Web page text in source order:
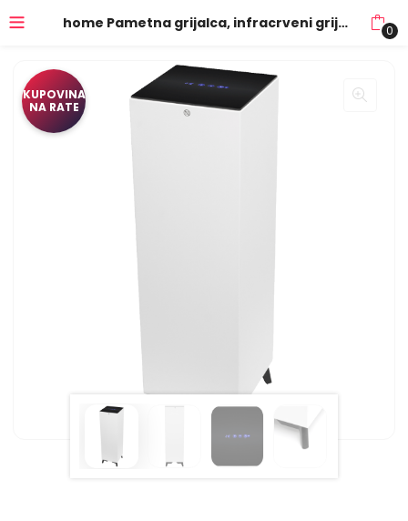
home Pametna grijalca, infracrveni grijač, smart, 1000W, IP20 – FKIR 270 WIFI 0
KUPOVINA
NA RATE